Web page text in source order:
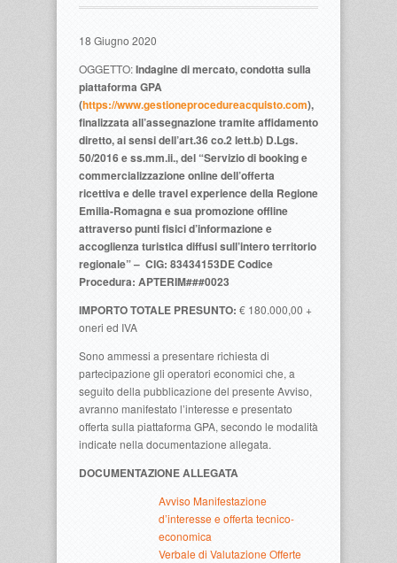
18 Giugno 2020
OGGETTO:Indagine di mercato, condotta sulla
piattaforma GPA
(https://www.gestioneprocedureacquisto.com),
finalizzata all’assegnazione tramite affidamento
diretto, ai sensi dell’art.36 co.2 lett.b) D.Lgs.
50/2016 e ss.mm.ii., del “Servizio di booking e
commercializzazione online dell’offerta
ricettiva e delle travel experience della Regione
Emilia-Romagna e sua promozione offline
attraverso punti fisici d’informazione e
accoglienza turistica diffusi sull’intero territorio
regionale” – CIG: 83434153DECodice
Procedura: APTERIM###0023
IMPORTO TOTALE PRESUNTO: € 180.000,00 +
oneri ed IVA
Sono ammessi a presentare richiesta di
partecipazione gli operatori economici che, a
seguito della pubblicazione del presente Avviso,
avranno manifestato l’interesse e presentato
offerta sulla piattaforma GPA, secondo le modalità
indicate nella documentazione allegata.
DOCUMENTAZIONE ALLEGATA
Avviso Manifestazione
d’interesse e offerta tecnico-
economica
Verbale di Valutazione Offerte